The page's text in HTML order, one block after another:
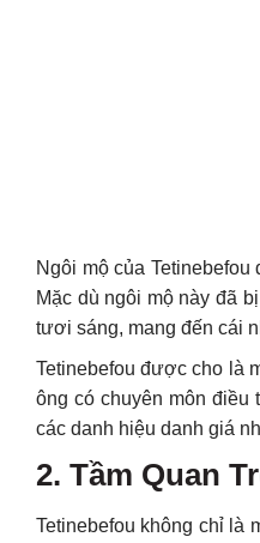
Ngôi mộ của
Mặc dù ngôi mộ này đã
tươi sáng, mang đến cái
Tetinebefou được cho là
ông có chuyên môn
các danh hiệu danh giá
2. Tầm Quan
Tetinebefou không chỉ là